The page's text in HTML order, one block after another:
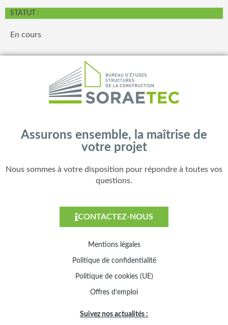
STATUT :
En cours
Assurons ensemble, la maîtrise de
votre projet
Nous sommes à votre disposition pour répondre à toutes vos
questions.
CONTACTEZ-NOUS
Mentions légales
Politique de confidentialité
Politique de cookies (UE)
Offres d’emploi
Suivez nos actualités :